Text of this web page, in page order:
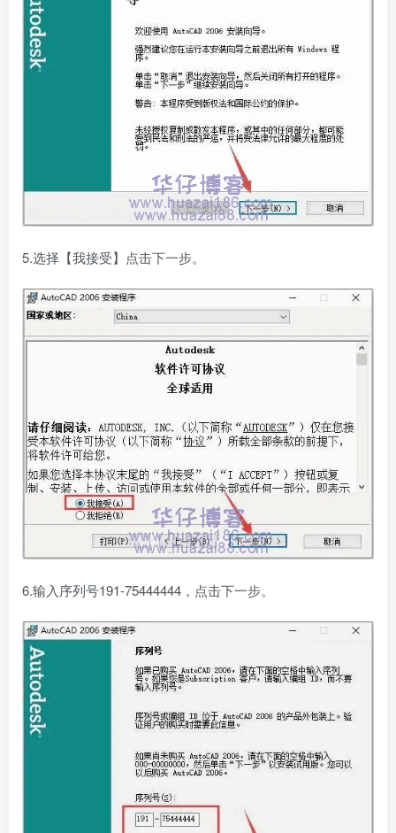
5.选择【我接受】点击下一步。
6.输入序列号191-75444444，点击下一步。